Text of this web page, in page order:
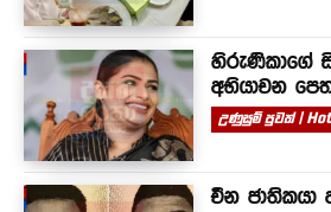
හිරුණිකාගේ
අභියාචන
උණුසුම් පුවත් | Hot
චීන ජාතිකයා